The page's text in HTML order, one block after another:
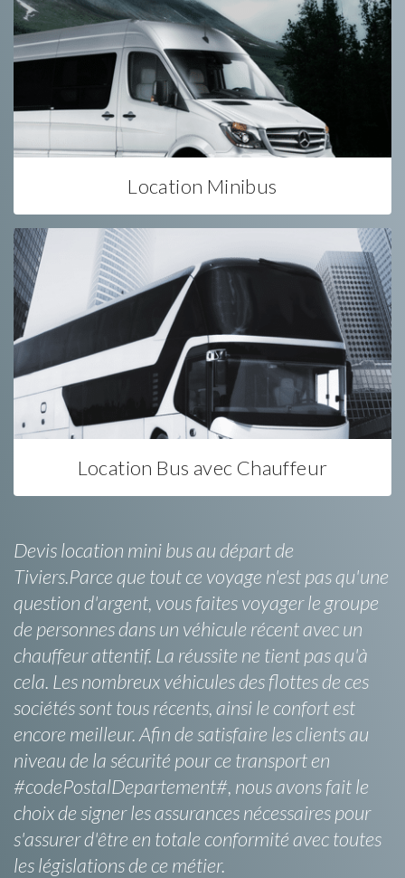
Location Minibus
Location Bus avec Chauffeur
Devis location mini bus au départ de
Tiviers.Parce que tout ce voyage n'est pas qu'une
question d'argent, vous faites voyager le groupe
de personnes dans un véhicule récent avec un
chauffeur attentif. La réussite ne tient pas qu'à
cela. Les nombreux véhicules des flottes de ces
sociétés sont tous récents, ainsi le confort est
encore meilleur. Afin de satisfaire les clients au
niveau de la sécurité pour ce transport en
#codePostalDepartement#, nous avons fait le
choix de signer les assurances nécessaires pour
s'assurer d'être en totale conformité avec toutes
les législations de ce métier.